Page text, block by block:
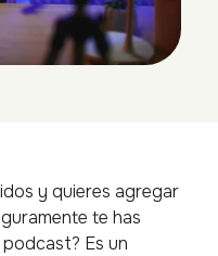
y quieres agregar
te has
Es un